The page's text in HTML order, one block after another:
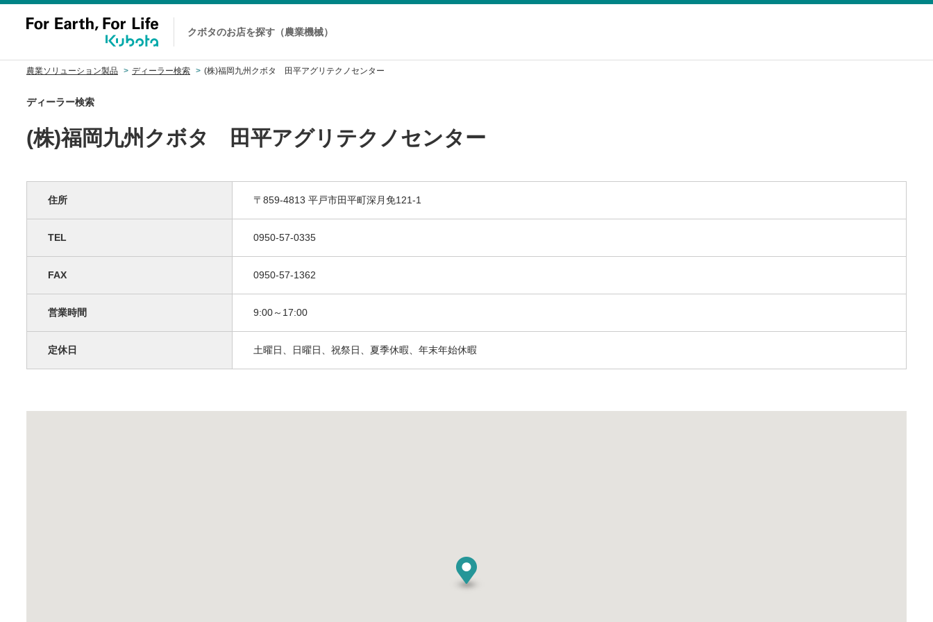
クボタのお店を探す（農業機械）
農業ソリューション製品 ディーラー検索 (株)福岡九州クボタ 田平アグリテクノセンター
ディーラー検索
(株)福岡九州クボタ 田平アグリテクノセンター
住所 〒859-4813 平戸市田平町深月免121-1
TEL 0950-57-0335
FAX 0950-57-1362
営業時間 9:00～17:00
定休日 土曜日、日曜日、祝祭日、夏季休暇、年末年始休暇